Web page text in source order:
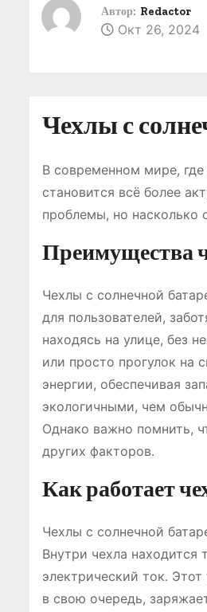
Автор: Redactor
Окт 26, 2024
Чехлы с
В современном мире,
становится всё более
проблемы, но насколько
Преимущества
Чехлы с солнечной
для пользователей,
находясь на улице, без
или просто прогулок на
энергии, обеспечивая
экологичными, чем
Однако важно помнить,
других факторов․
Как работает
Чехлы с солнечной
Внутри чехла находится
электрический ток․
в свою очередь,